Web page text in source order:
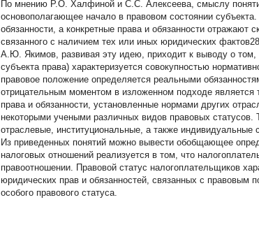
По мнению Р.О. Халфиной и С.С. Алексеева, смыслу
основополагающее начало в правовом состоянии
обязанности, а конкретные права и обязанности отражают
связанного с наличием тех или иных юридических
А.Ю. Якимов, развивая эту идею, приходит к выводу о том,
субъекта права) характеризуется совокупностью
правовое положение определяется реальными
отрицательным моментом в изложенном подходе является
права и обязанности, установленные нормами других
некоторыми учеными различных видов правовых
отраслевые, институциональные, а также индивидуальные
Из приведенных понятий можно вывести обобщающее
налоговых отношений реализуется в том, что
правоотношении. Правовой статус налогоплательщиков
юридических прав и обязанностей, связанных с правовым
особого правового статуса.